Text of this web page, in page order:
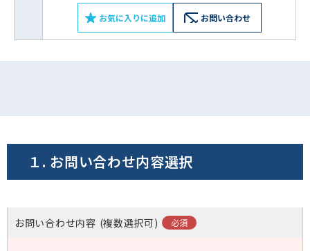
お気に入りに追加 お問い合わせ
をお伝えいただくと
スムーズにご案内できます
フォームでお問い合わせ
１. お問い合わせ内容選択
お問い合わせ内容 (複数選択可)